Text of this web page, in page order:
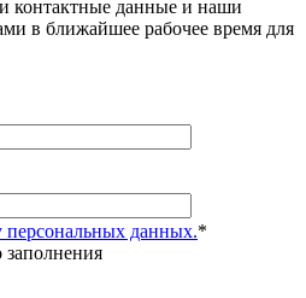
контактные данные и наши
в ближайшее рабочее время для
персональных данных.*
заполнения